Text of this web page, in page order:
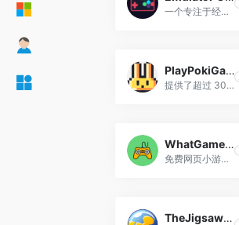
一个专注于经典复古游戏的在线模拟器平台，致力于游戏历史保存，让用户无需下载安装即可在浏览器中畅玩数千款经典游戏。
PlayPokiGame
提供了超过 30000 款基于 HTML5 技术的免费小游戏，涵盖动作、冒险、益智、赛车、体育等多种类型。用户无需下载或注册，打开浏览器即可直接开始游戏。
WhatGamesPlay
免费网页小游戏平台，无需注册，完全免费，开箱即玩贪吃蛇、俄罗斯方块、迷宫等经典小游戏。
TheJigsawPuzzles